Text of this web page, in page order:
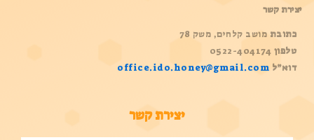
יצירת קשר
כתובת מושב קלחים, משק 78
טלפון 0522-404174
דוא”ל office.ido.honey@gmail.com
יצירת קשר